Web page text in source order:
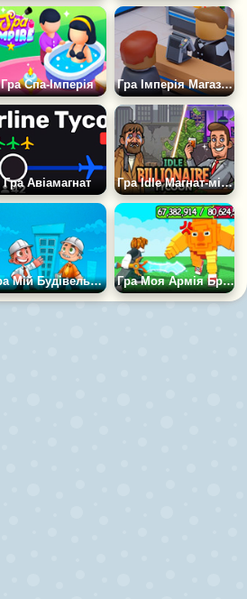
Гра Спа-Імперія Гра Імперія Магазинів
Гра Авіамагнат Гра Idle Магнат-мільярдер
Гра Мій Будівельний Бізнес Гра Моя Армія Брейнротів: Краді Брейнрот, Бос +1, Магнат